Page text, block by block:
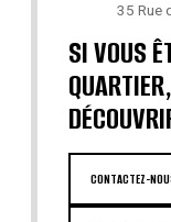
35 Rue
SI VOUS
CONTACTEZ-